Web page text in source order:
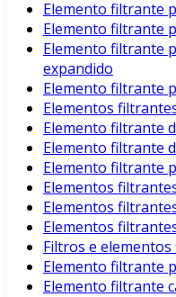
Elemento filtrante
Elemento filtrante
Elemento filtrante
expandido
Elemento filtrante
Elementos
Elemento filtrante
Elemento filtrante
Elemento filtrante
Elementos
Elementos
Elementos
Filtros e
Elemento filtrante
Elemento filtrante